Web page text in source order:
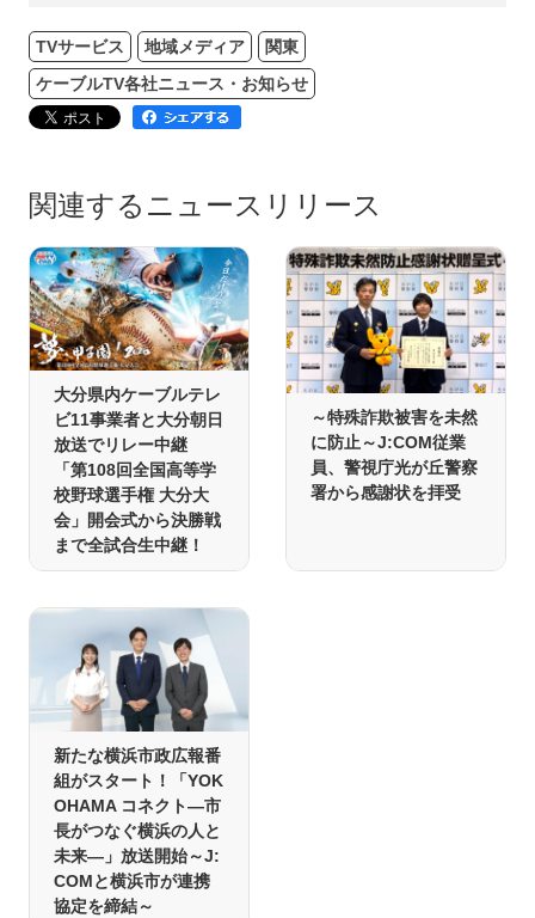
TVサービス 地域メディア
関東
ケーブルTV各社ニュース・お知らせ
関連するニュースリリース
大分県内ケーブルテレ
ビ11事業者と大分朝日
放送でリレー中継
「第108回全国高等学
校野球選手権 大分大
会」開会式から決勝戦
まで全試合生中継！
～特殊詐欺被害を未然
に防止～J:COM従業
員、警視庁光が丘警察
署から感謝状を拝受
新たな横浜市政広報番
組がスタート！「YOK
OHAMA コネクト―市
長がつなぐ横浜の人と
未来―」放送開始～J:
COMと横浜市が連携
協定を締結～